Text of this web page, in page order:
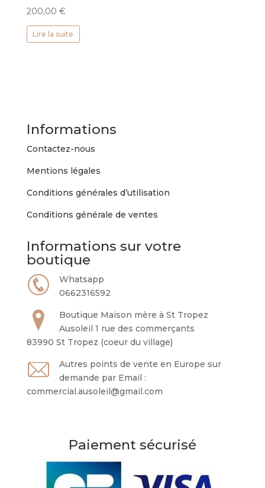
200,00 €
Lire la suite
Informations
Contactez-nous
Mentions légales
Conditions générales d’utilisation
Conditions générale de ventes
Informations sur votre
boutique
Whatsapp
0662316592
Boutique Maison mère à St Tropez
Ausoleil 1 rue des commerçants
83990 St Tropez (coeur du village)
Autres points de vente en Europe sur
demande par Email :
commercial.ausoleil@gmail.com
Paiement sécurisé